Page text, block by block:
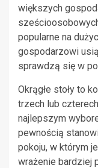
większych
popularne na
gospodarzowi
sprawdzą się w
Okrągłe stoły to
trzech lub
najlepszym
pewnością
pokoju, w którym
wrażenie bardziej